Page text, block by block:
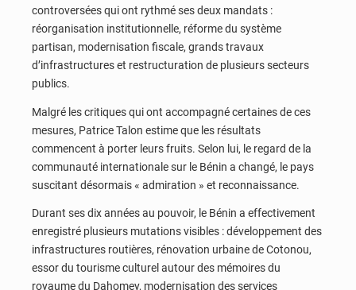
controversées qui ont rythmé ses deux mandats :
réorganisation institutionnelle, réforme du système
partisan, modernisation fiscale, grands travaux
d’infrastructures et restructuration de plusieurs secteurs
publics.
Malgré les critiques qui ont accompagné certaines de ces
mesures, Patrice Talon estime que les résultats
commencent à porter leurs fruits. Selon lui, le regard de la
communauté internationale sur le Bénin a changé, le pays
suscitant désormais « admiration » et reconnaissance.
Durant ses dix années au pouvoir, le Bénin a effectivement
enregistré plusieurs mutations visibles : développement des
infrastructures routières, rénovation urbaine de Cotonou,
essor du tourisme culturel autour des mémoires du
royaume du Dahomey, modernisation des services